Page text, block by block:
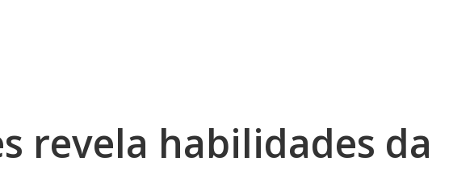
revela habilidades da